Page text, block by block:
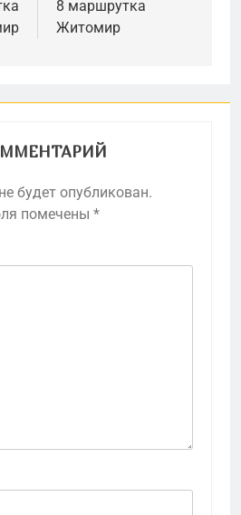
8 маршрутка
Житомир
будет опубликован.
помечены *